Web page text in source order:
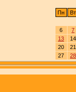
Пн Вт
6
7
13
14
20
21
27
28